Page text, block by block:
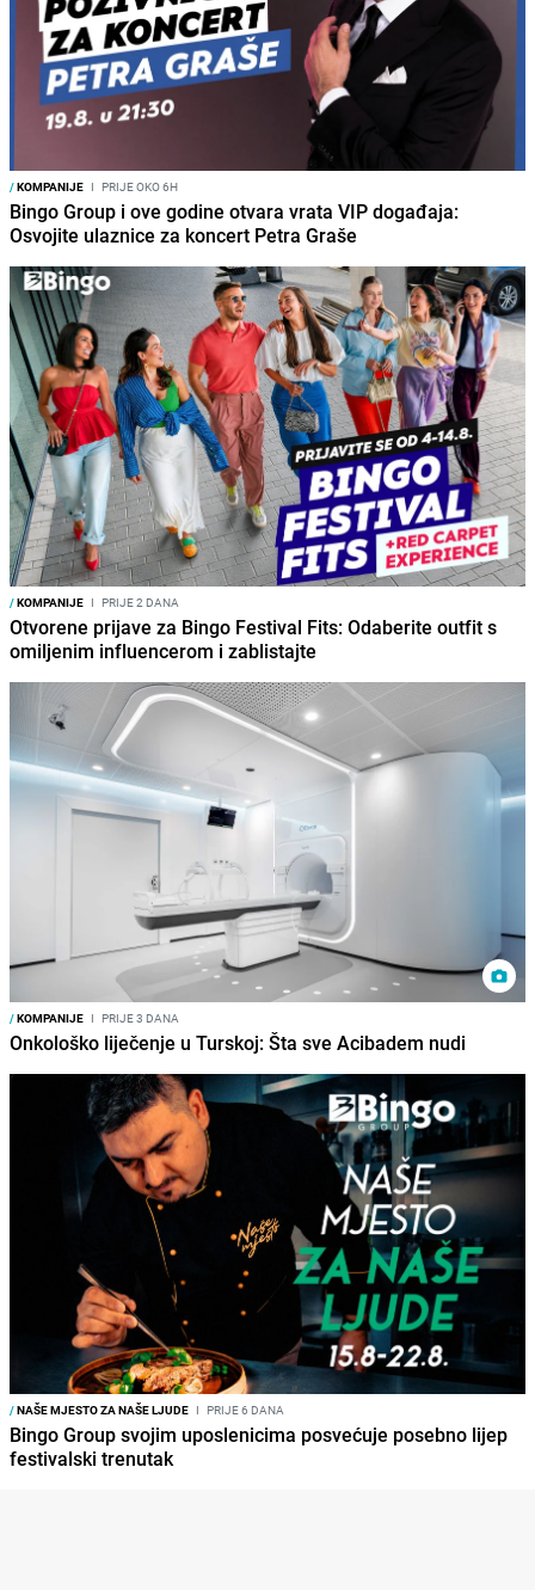
/KOMPANIJE I PRIJE OKO 6H
Bingo Group i ove godine otvara vrata VIP događaja:
Osvojite ulaznice za koncert Petra Graše
/KOMPANIJE I PRIJE 2 DANA
Otvorene prijave za Bingo Festival Fits: Odaberite outfit s
omiljenim influencerom i zablistajte
/KOMPANIJE I PRIJE 3 DANA
Onkološko liječenje u Turskoj: Šta sve Acibadem nudi
/NAŠE MJESTO ZA NAŠE LJUDE I PRIJE 6 DANA
Bingo Group svojim uposlenicima posvećuje posebno lijep
festivalski trenutak